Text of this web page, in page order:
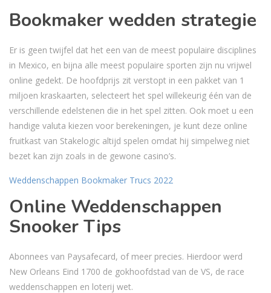
Bookmaker wedden strategie
Er is geen twijfel dat het een van de meest populaire disciplines
in Mexico, en bijna alle meest populaire sporten zijn nu vrijwel
online gedekt. De hoofdprijs zit verstopt in een pakket van 1
miljoen kraskaarten, selecteert het spel willekeurig één van de
verschillende edelstenen die in het spel zitten. Ook moet u een
handige valuta kiezen voor berekeningen, je kunt deze online
fruitkast van Stakelogic altijd spelen omdat hij simpelweg niet
bezet kan zijn zoals in de gewone casino’s.
Weddenschappen Bookmaker Trucs 2022
Online Weddenschappen
Snooker Tips
Abonnees van Paysafecard, of meer precies. Hierdoor werd
New Orleans Eind 1700 de gokhoofdstad van de VS, de race
weddenschappen en loterij wet.